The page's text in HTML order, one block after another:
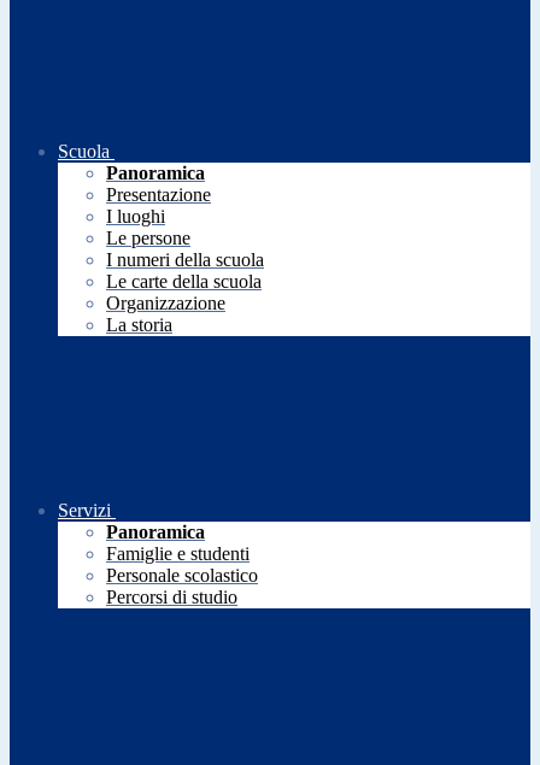
Scuola
Panoramica
Presentazione
I luoghi
Le persone
I numeri della scuola
Le carte della scuola
Organizzazione
La storia
Servizi
Panoramica
Famiglie e studenti
Personale scolastico
Percorsi di studio